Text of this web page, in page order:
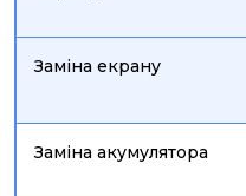
Заміна екрану
Заміна акумулятора